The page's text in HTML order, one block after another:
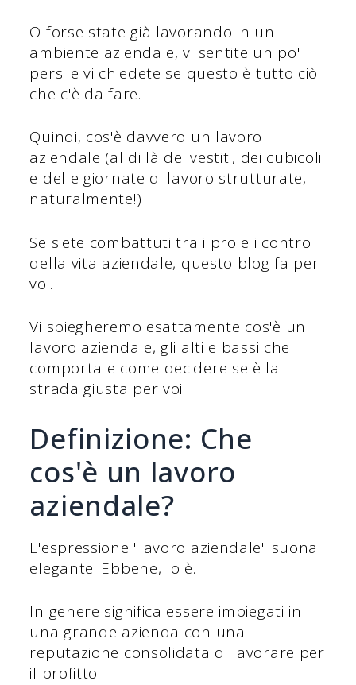
O forse state già lavorando in un
ambiente aziendale, vi sentite un po'
persi e vi chiedete se questo è tutto ciò
che c'è da fare.
Quindi, cos'è davvero un lavoro
aziendale (al di là dei vestiti, dei cubicoli
e delle giornate di lavoro strutturate,
naturalmente!)
Se siete combattuti tra i pro e i contro
della vita aziendale, questo blog fa per
voi.
Vi spiegheremo esattamente cos'è un
lavoro aziendale, gli alti e bassi che
comporta e come decidere se è la
strada giusta per voi.
Definizione: Che
cos'è un lavoro
aziendale?
L'espressione "lavoro aziendale" suona
elegante. Ebbene, lo è.
In genere significa essere impiegati in
una grande azienda con una
reputazione consolidata di lavorare per
il profitto.